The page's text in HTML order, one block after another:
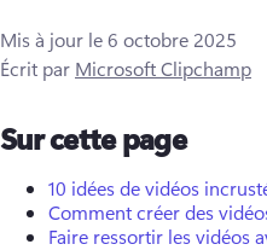
Mis à jour le6 octobre 2025
Écrit par Microsoft Clipchamp
Sur cette page
10 idées de vidéos
Comment créer des
Faire ressortir les vidéos